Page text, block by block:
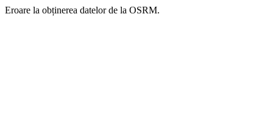
Eroare la obținerea datelor de la OSRM.